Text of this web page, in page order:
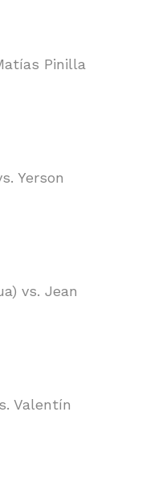
Pinilla
Yerson
vs. Jean
Valentín